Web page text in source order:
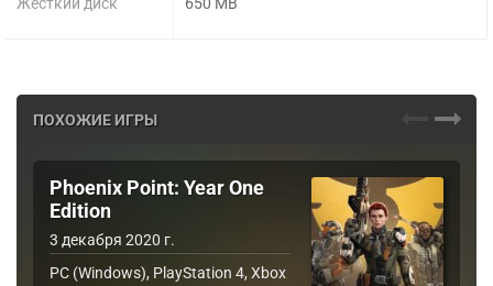
ПОХОЖИЕ ИГРЫ
Phoenix Point: Year One
Edition
3 декабря 2020 г.
PC (Windows), PlayStation 4, Xbox